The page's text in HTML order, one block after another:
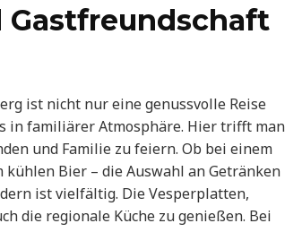
Gastfreundschaft
ist nicht nur eine genussvolle Reise
in familiärer Atmosphäre. Hier trifft man
und Familie zu feiern. Ob bei einem
Bier – die Auswahl an Getränken
ist vielfältig. Die Vesperplatten,
die regionale Küche zu genießen. Bei